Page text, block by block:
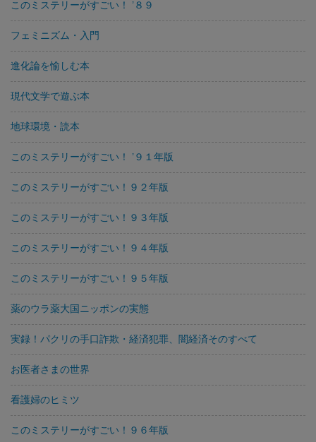
このミステリーがすごい！ ’８９
フェミニズム・入門
進化論を愉しむ本
現代文学で遊ぶ本
地球環境・読本
このミステリーがすごい！ ’９１年版
このミステリーがすごい！９２年版
このミステリーがすごい！９３年版
このミステリーがすごい！９４年版
このミステリーがすごい！９５年版
薬のウラ薬大国ニッポンの実態
実録！パクリの手口詐欺・経済犯罪、闇経済そのすべて
お医者さまの世界
看護婦のヒミツ
このミステリーがすごい！９６年版